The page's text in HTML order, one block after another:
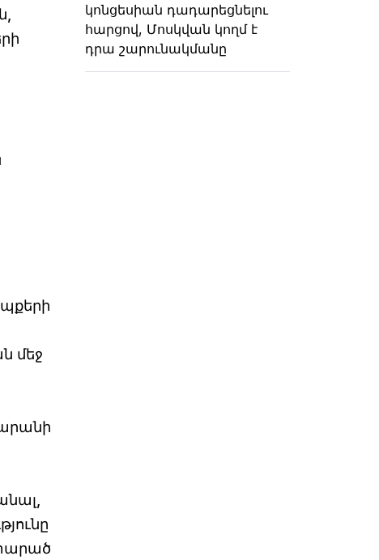
մեջ
կոնցեսիան դադարեցնելու
հարցով, Մոսկվան կողմ է
դրա շարունակմանը